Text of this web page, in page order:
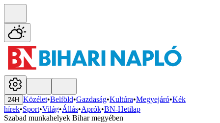
24H Közélet•Belföld•Gazdaság•Kultúra•Megyejáró•Kék
hírek•Sport•Világ•Állás•Aprók•BN-Hetilap
Szabad munkahelyek Bihar megyében